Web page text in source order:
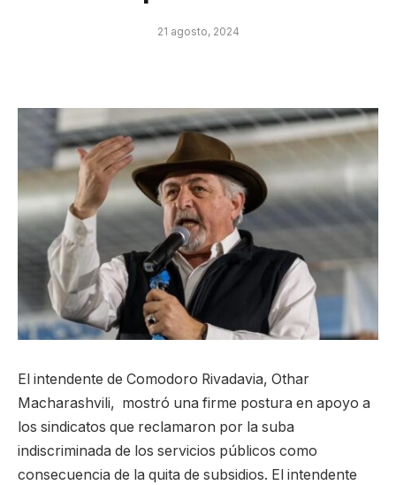
21 agosto, 2024
El intendente de Comodoro Rivadavia, Othar
Macharashvili, mostró una firme postura en apoyo a
los sindicatos que reclamaron por la suba
indiscriminada de los servicios públicos como
consecuencia de la quita de subsidios. El intendente